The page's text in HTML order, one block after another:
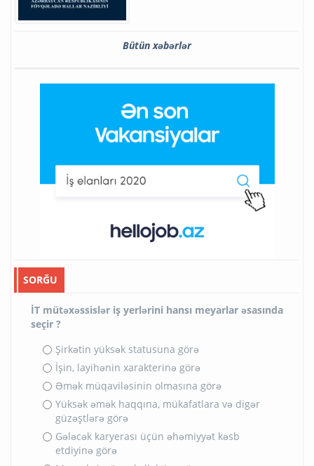
Bütün xəbərlər
SORĞU
İT mütəxəssislər iş yerlərini hansı meyarlar əsasında
seçir ?
Şirkətin yüksək statusuna görə
İşin, layihənin xarakterinə görə
Əmək müqaviləsinin olmasına görə
Yüksək əmək haqqına, mükafatlara və digər
güzəştlərə görə
Gələcək karyerası üçün əhəmiyyət kəsb
etdiyinə görə